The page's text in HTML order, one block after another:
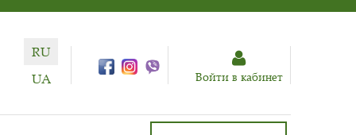
RU
UA
Войти в кабинет